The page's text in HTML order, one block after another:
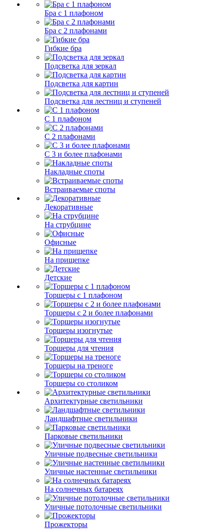
Бра с 1 плафоном
Бра с 2 плафонами
Гибкие бра
Подсветка для зеркал
Подсветка для картин
Подсветка для лестниц и ступеней
С 1 плафоном
С 2 плафонами
С 3 и более плафонами
Накладные споты
Встраиваемые споты
Декоративные
На струбцине
Офисные
На прищепке
Детские
Торшеры с 1 плафоном
Торшеры с 2 и более плафонами
Торшеры изогнутые
Торшеры для чтения
Торшеры на треноге
Торшеры со столиком
Архитектурные светильники
Ландшафтные светильники
Парковые светильники
Уличные подвесные светильники
Уличные настенные светильники
На солнечных батареях
Уличные потолочные светильники
Прожекторы